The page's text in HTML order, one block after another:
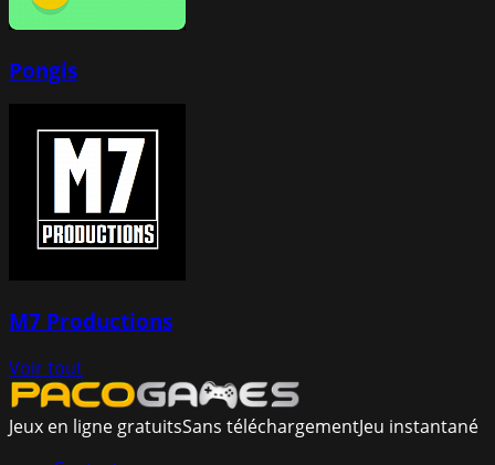
Pongis
M7 Productions
Voir tout
Jeux en ligne gratuitsSans téléchargementJeu instantané